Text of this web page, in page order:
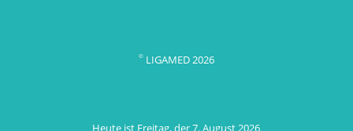
©LIGAMED 2026
Heute ist Freitag, der 7. August 2026